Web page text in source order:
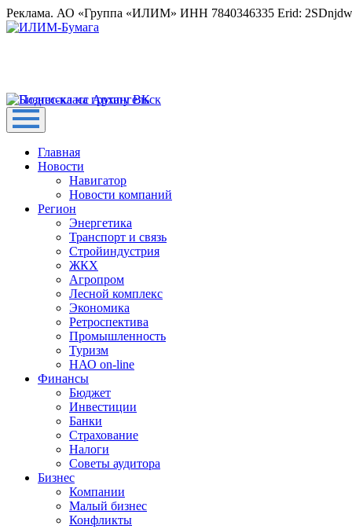
Реклама. АО «Группа «ИЛИМ» ИНН 7840346335 Erid:
Главная
Новости
Навигатор
Новости компаний
Регион
Энергетика
Транспорт и связь
Стройиндустрия
ЖКХ
Агропром
Лесной комплекс
Экономика
Ретроспектива
Промышленность
Туризм
НАО on-line
Финансы
Бюджет
Инвестиции
Банки
Страхование
Налоги
Советы аудитора
Бизнес
Компании
Малый бизнес
Конфликты